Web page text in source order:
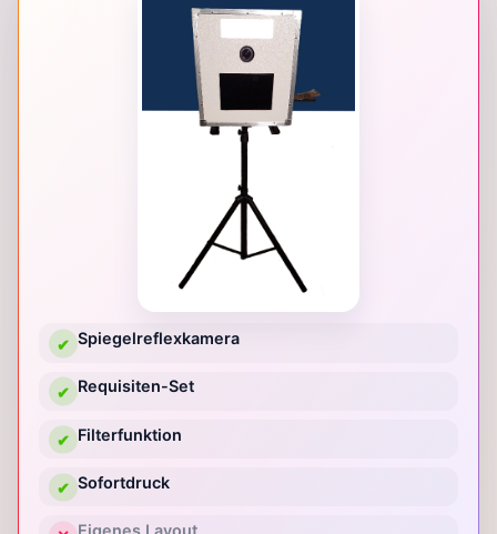
✔ Spiegelreflexkamera
✔ Requisiten-Set
✔ Filterfunktion
✔ Sofortdruck
Eigenes Layout